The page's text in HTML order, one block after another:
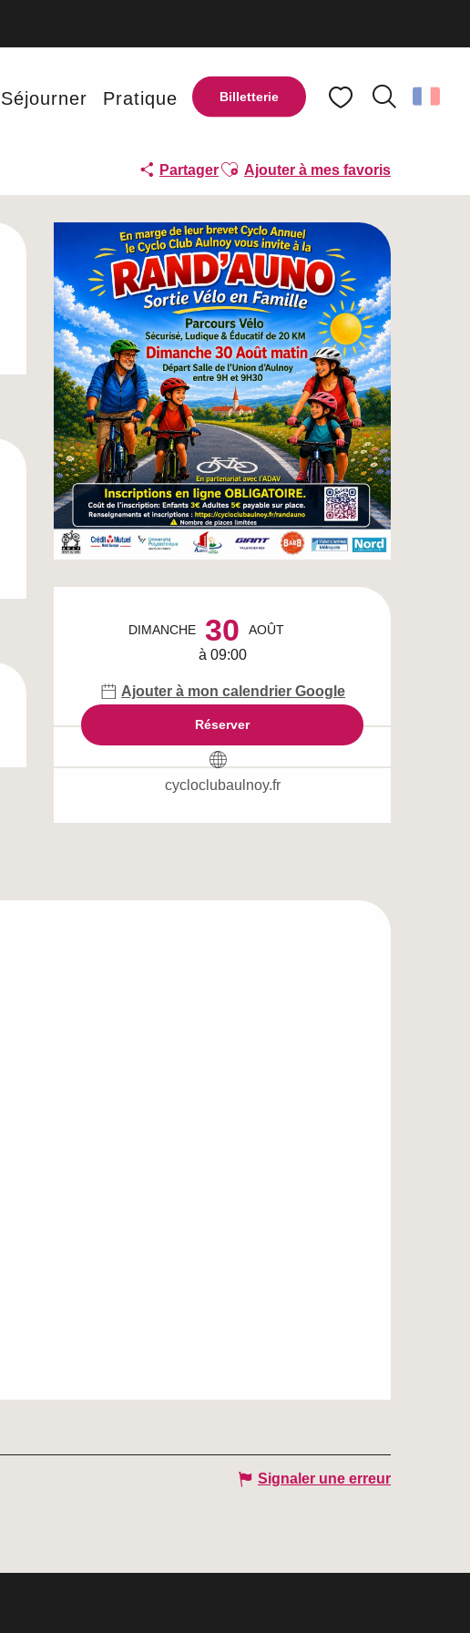
Billetterie
Séjourner Pratique
PartagerAjouter aux favoris
Ajouter à mes favoris
Ouverture et
DIMANCHE 30 AOÛT
à 09:00
Ajouter à mon calendrier Google
Réserver
cycloclubaulnoy.fr
Signaler une erreur